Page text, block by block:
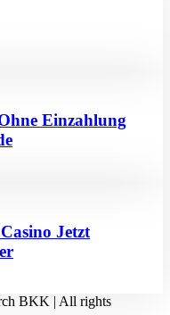
Einzahlung
Jetzt
BKK | All rights